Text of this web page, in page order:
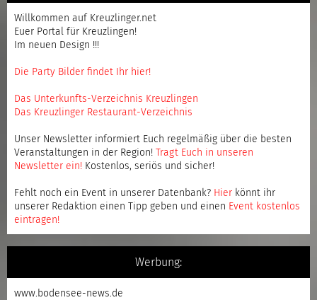
Willkommen auf Kreuzlinger.net
Euer Portal für Kreuzlingen!
Im neuen Design !!!
Die Party Bilder findet Ihr hier!
Das Unterkunfts-Verzeichnis Kreuzlingen
Das Kreuzlinger Restaurant-Verzeichnis
Unser Newsletter informiert Euch regelmäßig über die besten
Veranstaltungen in der Region!
Tragt Euch in unseren
Newsletter ein! Kostenlos, seriös und sicher!
Fehlt noch ein Event in unserer Datenbank? Hier könnt ihr
unserer Redaktion einen Tipp geben und einen Event kostenlos
eintragen!
Werbung:
www.bodensee-news.de